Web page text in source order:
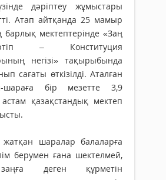
дәріптеу жұмыстары
Атап айтқанда 25 мамыр
барлық мектептерінде «Заң
– Конституция
негізі» тақырыбында
сағаты өткізілді. Аталған
шараға бір мезетте 3,9
қазақстандық мектеп
шаралар балаларға
берумен ғана шектелмей,
деген құрметін